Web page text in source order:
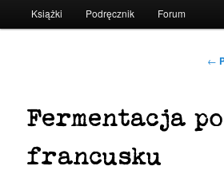
Książki Podręcznik Forum
←
Fermentacja po
francusku